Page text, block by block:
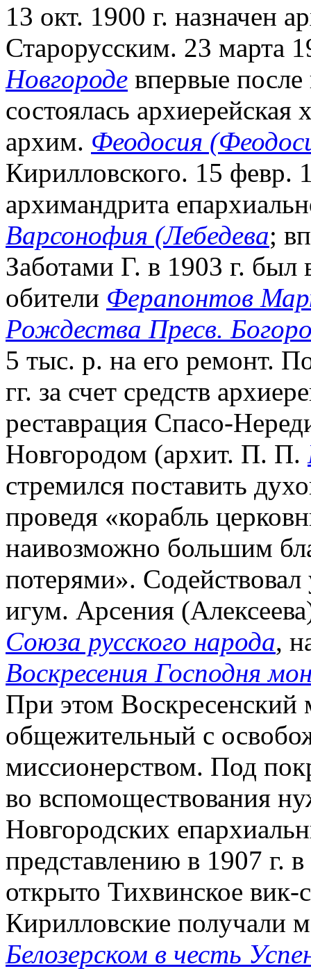
13 окт. 1900 г. назначен
Старорусским. 23 марта
Новгороде впервые
состоялась
архим. Феодосия
Кирилловского. 15 февр.
архимандрита
Варсонофия (Лебедева;
Заботами Г. в 1903 г. был
обители Ферапонтов
Рождества Пресв.
5 тыс. р. на его ремонт.
гг. за счет средств
реставрация Спасо-
Новгородом (архит. П. П.
стремился поставить
проведя «корабль
наивозможно большим
потерями».
игум. Арсения
Союза русского народа,
Воскресения Господня
При этом
общежительный с
миссионерством. Под
во вспомоществования
Новгородских
представлению в 1907 г.
открыто Тихвинское
Кирилловские получали
Белозерском в честь